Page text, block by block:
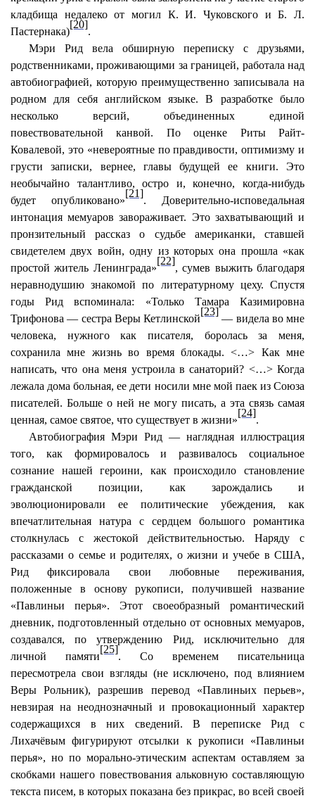
кладбища недалеко от могил К. И. Чуковского и Б. Л.
Пастернака)
[20]
.
Мэри Рид вела обширную переписку с друзьями,
родственниками, проживающими за границей, работала над
автобиографией, которую преимущественно записывала на
родном для себя английском языке. В разработке было
несколько версий, объединенных единой
повествовательной канвой. По оценке Риты Райт-
Ковалевой, это «невероятные по правдивости, оптимизму и
грусти записки, вернее, главы будущей ее книги. Это
необычайно талантливо, остро и, конечно, когда-нибудь
будет опубликовано»
[21]
. Доверительно-исповедальная
интонация мемуаров завораживает. Это захватывающий и
пронзительный рассказ о судьбе американки, ставшей
свидетелем двух войн, одну из которых она прошла «как
простой житель Ленинграда»
[22]
, сумев выжить благодаря
неравнодушию знакомой по литературному цеху. Спустя
годы Рид вспоминала: «Только Тамара Казимировна
Трифонова — сестра Веры Кетлинской
[23]
— видела во мне
человека, нужного как писателя, боролась за меня,
сохранила мне жизнь во время блокады. <…> Как мне
написать, что она меня устроила в санаторий? <…> Когда
лежала дома больная, ее дети носили мне мой паек из Союза
писателей. Больше о ней не могу писать, а эта связь самая
ценная, самое святое, что существует в жизни»
[24]
.
Автобиография Мэри Рид — наглядная иллюстрация
того, как формировалось и развивалось социальное
сознание нашей героини, как происходило становление
гражданской позиции, как зарождались и
эволюционировали ее политические убеждения, как
впечатлительная натура с сердцем большого романтика
столкнулась с жестокой действительностью. Наряду с
рассказами о семье и родителях, о жизни и учебе в США,
Рид фиксировала свои любовные переживания,
положенные в основу рукописи, получившей название
«Павлиньи перья». Этот своеобразный романтический
дневник, подготовленный отдельно от основных мемуаров,
создавался, по утверждению Рид, исключительно для
личной памяти
[25]
. Со временем писательница
пересмотрела свои взгляды (не исключено, под влиянием
Веры Рольник), разрешив перевод «Павлиньих перьев»,
невзирая на неоднозначный и провокационный характер
содержащихся в них сведений. В переписке Рид с
Лихачёвым фигурируют отсылки к рукописи «Павлиньи
перья», но по морально-этическим аспектам оставляем за
скобками нашего повествования альковную составляющую
текста писем, в которых показана без прикрас, во всей своей